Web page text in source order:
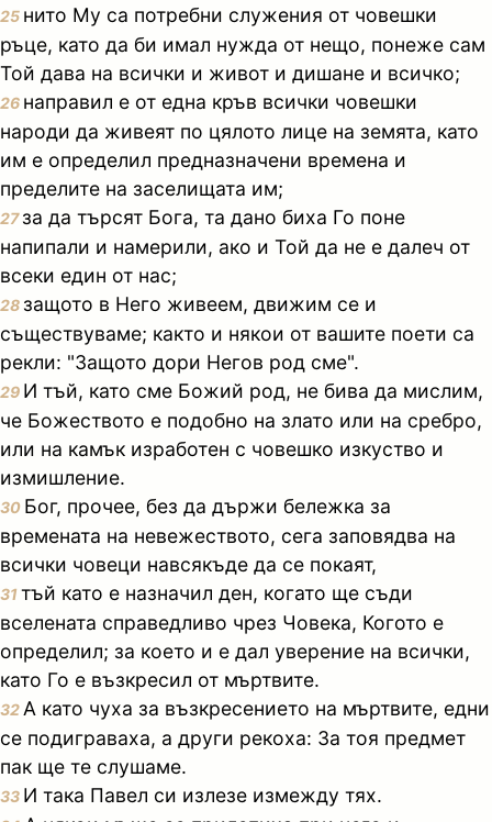
25 нито Му са потребни служения от човешки
ръце, като да би имал нужда от нещо, понеже сам
Той дава на всички и живот и дишане и всичко;
26 направил е от една кръв всички човешки
народи да живеят по цялото лице на земята, като
им е определил предназначени времена и
пределите на заселищата им;
27за да търсят Бога, та дано биха Го поне
напипали и намерили, ако и Той да не е далеч от
всеки един от нас;
28 защото в Него живеем, движим се и
съществуваме; както и някои от вашите поети са
рекли: "Защото дори Негов род сме".
29 И тъй, като сме Божий род, не бива да мислим,
че Божеството е подобно на злато или на сребро,
или на камък изработен с човешко изкуство и
измишление.
30 Бог, прочее, без да държи бележка за
времената на невежеството, сега заповядва на
всички човеци навсякъде да се покаят,
31тъй като е назначил ден, когато ще съди
вселената справедливо чрез Човека, Когото е
определил; за което и е дал уверение на всички,
като Го е възкресил от мъртвите.
32 А като чуха за възкресението на мъртвите, едни
се подиграваха, а други рекоха: За тоя предмет
пак ще те слушаме.
33 И така Павел си излезе измежду тях.